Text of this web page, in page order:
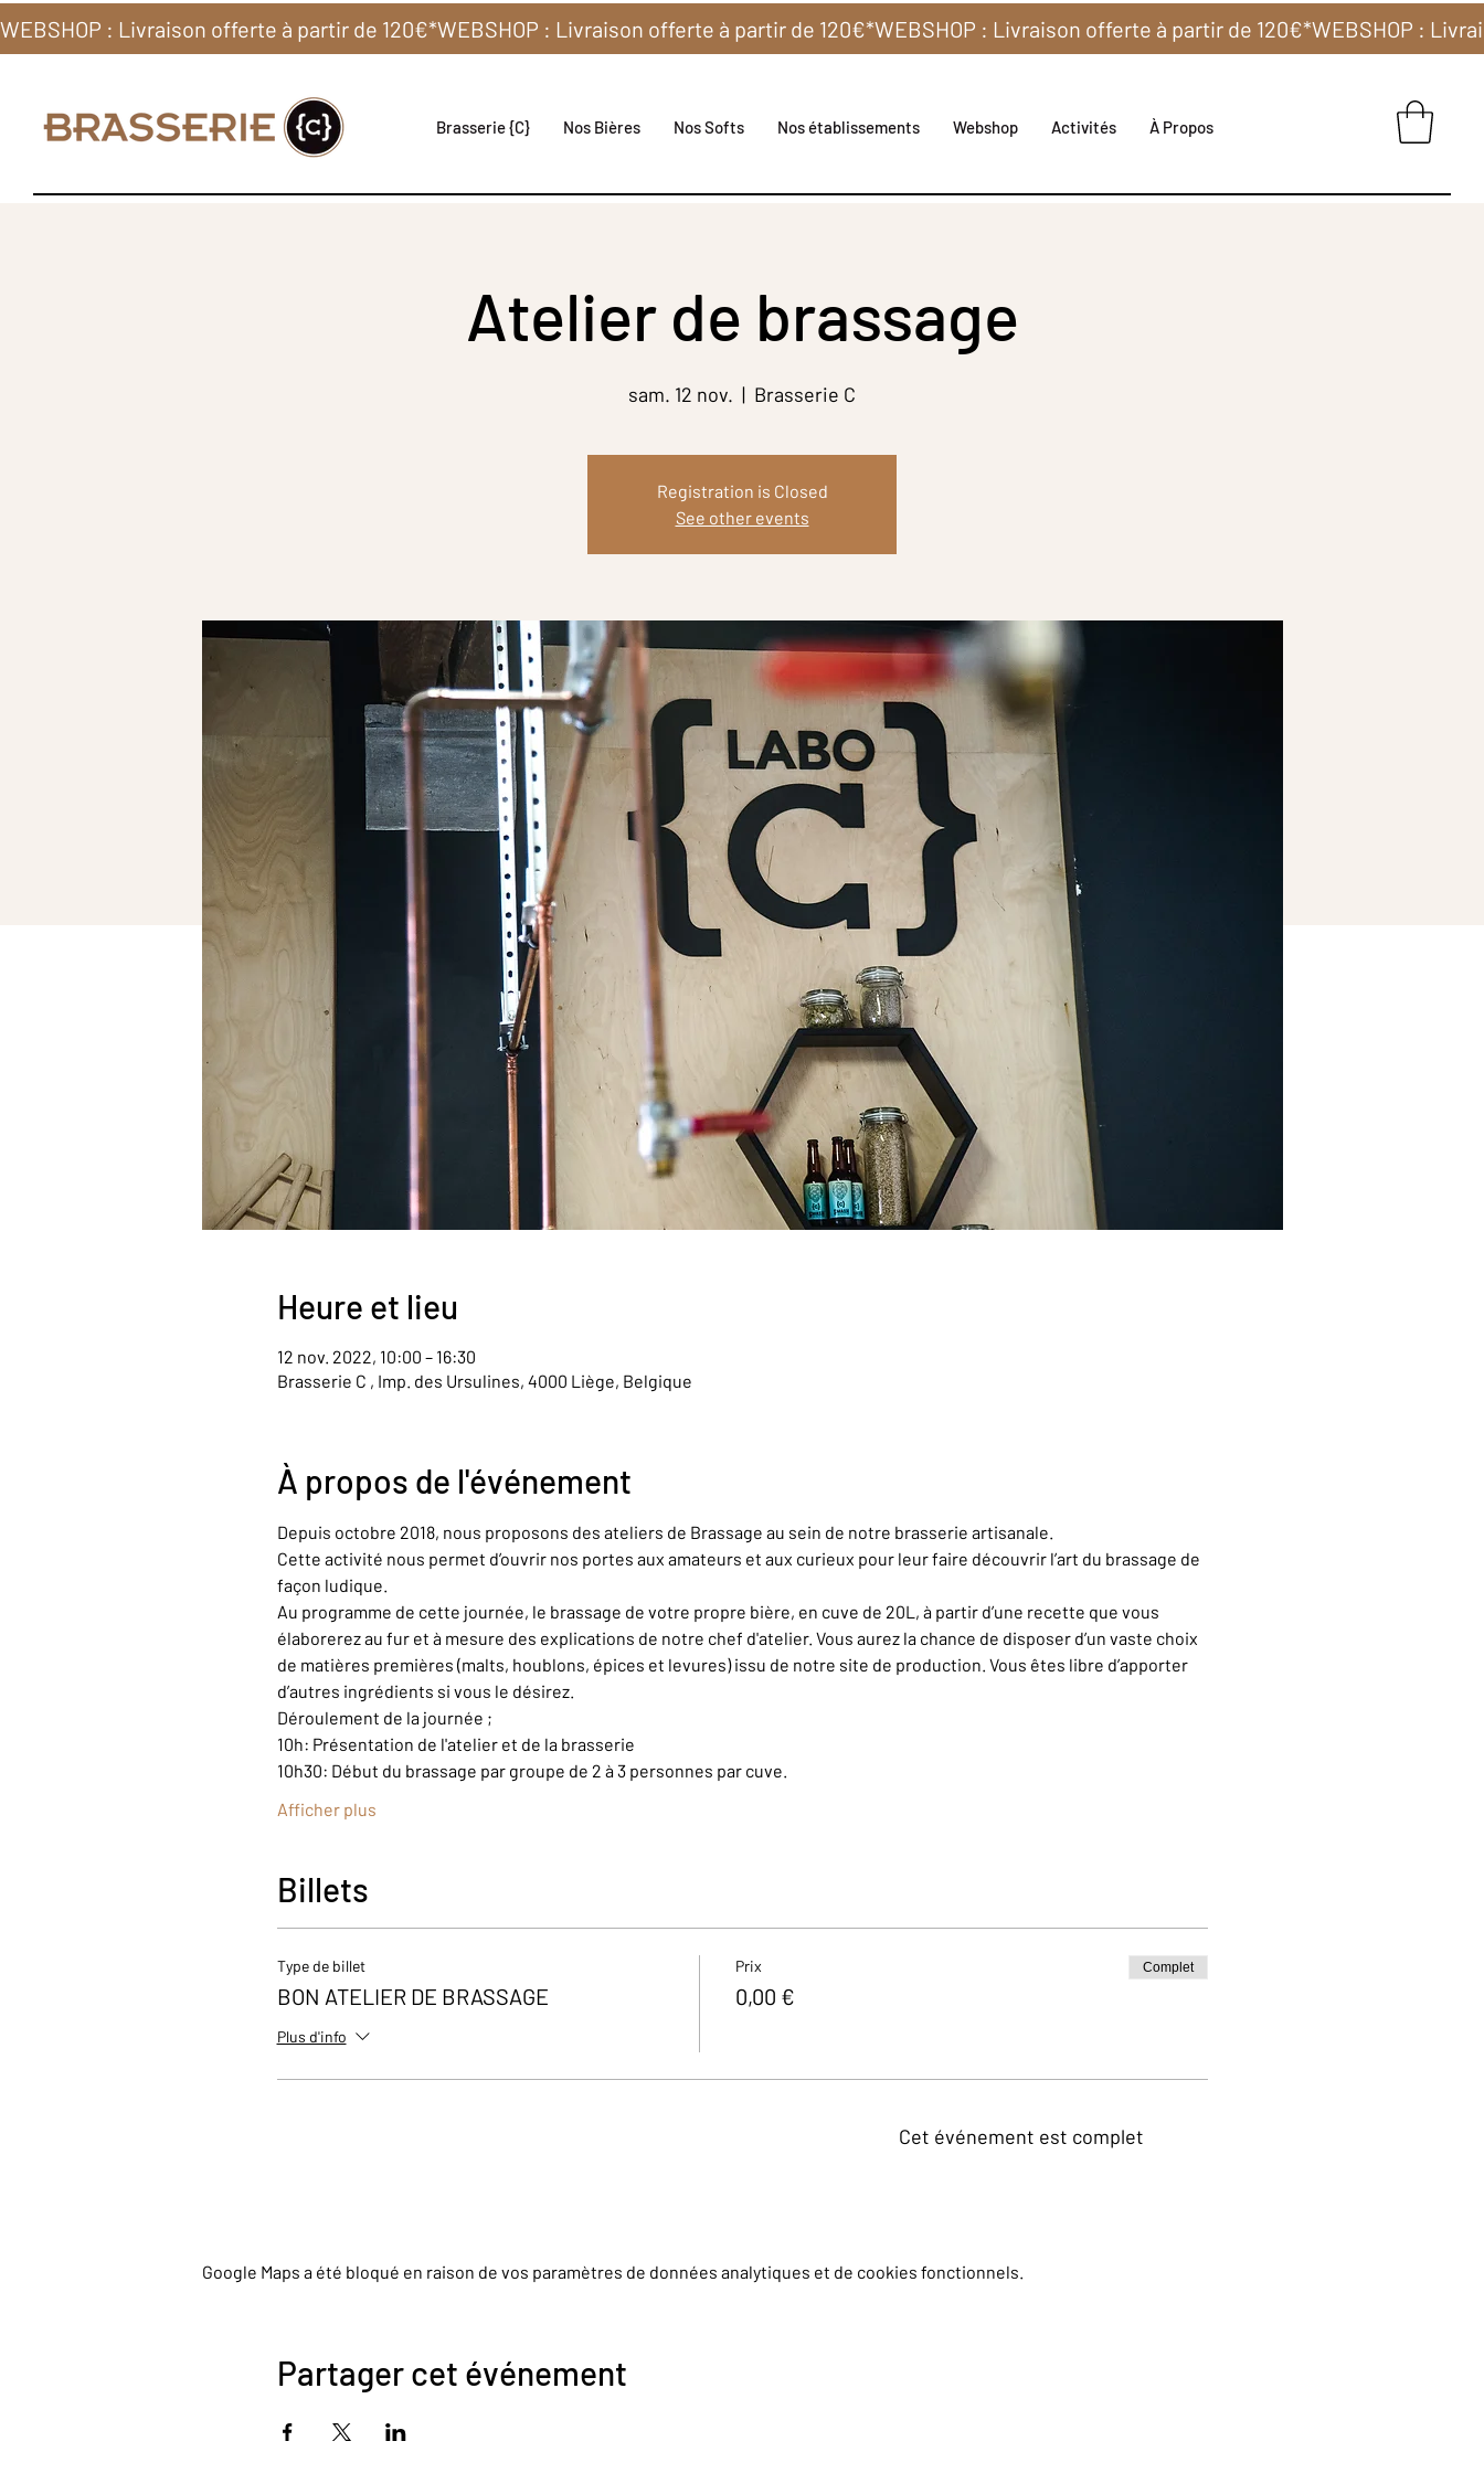
WEBSHOP : Livraison offerte à partir de 120€*
Brasserie {C} Nos Bières Nos Softs Nos établissements Webshop Activités À Propos
Atelier de brassage
sam. 12 nov.
  |
Brasserie C
Registration is Closed
See other events
Heure et lieu
12 nov. 2022, 10:00 – 16:30
Brasserie C , Imp. des Ursulines, 4000 Liège, Belgique
À propos de l'événement
Depuis octobre 2018, nous proposons des ateliers de Brassage au sein de notre brasserie artisanale.
Cette activité nous permet d’ouvrir nos portes aux amateurs et aux curieux pour leur faire découvrir l’art du brassage de
façon ludique.
Au programme de cette journée, le brassage de votre propre bière, en cuve de 20L, à partir d’une recette que vous
élaborerez au fur et à mesure des explications de notre chef d'atelier. Vous aurez la chance de disposer d’un vaste choix
de matières premières (malts, houblons, épices et levures) issu de notre site de production. Vous êtes libre d’apporter
d’autres ingrédients si vous le désirez.
Déroulement de la journée ;
10h: Présentation de l'atelier et de la brasserie
10h30: Début du brassage par groupe de 2 à 3 personnes par cuve.
Afficher plus
Billets
Type de billet
BON ATELIER DE BRASSAGE
Plus d'info
Prix
0,00 €
Complet
Cet événement est complet
Google Maps a été bloqué en raison de vos paramètres de données analytiques et de cookies fonctionnels.
Partager cet événement